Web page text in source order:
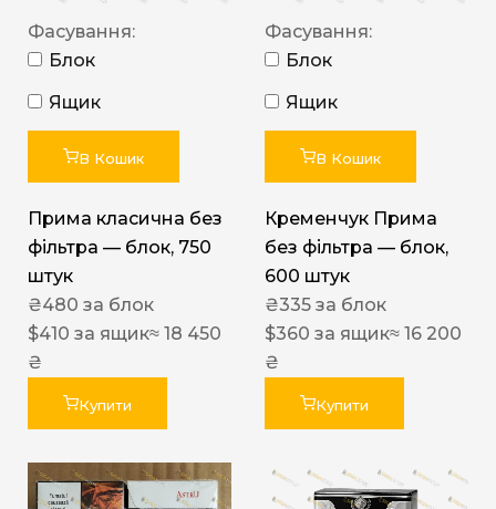
Фасування:
Блок
Ящик
В Кошик
Прима класична без
фільтра — блок, 750
штук
₴480 за блок
$410 за ящик≈ 18 450
₴
Купити
Фасування:
Блок
Ящик
В Кошик
Кременчук Прима
без фільтра — блок,
600 штук
₴335 за блок
$360 за ящик≈ 16 200
₴
Купити